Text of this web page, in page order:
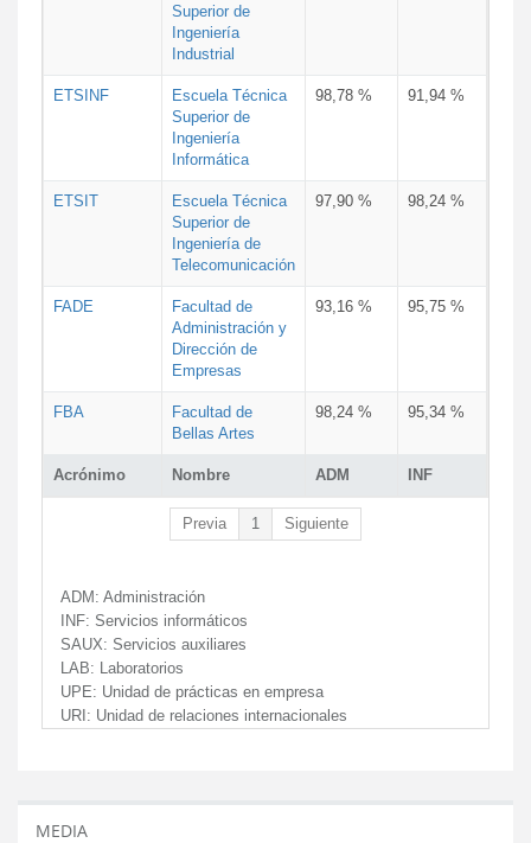
Acrónimo Nombre ADM INF
Superior de
Ingeniería
Industrial
ETSINF
Escuela Técnica
Superior de
Ingeniería
Informática
98,78 % 91,94 %
ETSIT
Escuela Técnica
Superior de
Ingeniería de
Telecomunicación
97,90 % 98,24 %
FADE
Facultad de
Administración y
Dirección de
Empresas
93,16 % 95,75 %
FBA
Facultad de
Bellas Artes
98,24 % 95,34 %
Previa 1 Siguiente
ADM: Administración
INF: Servicios informáticos
SAUX: Servicios auxiliares
LAB: Laboratorios
UPE: Unidad de prácticas en empresa
URI: Unidad de relaciones internacionales
MEDIA